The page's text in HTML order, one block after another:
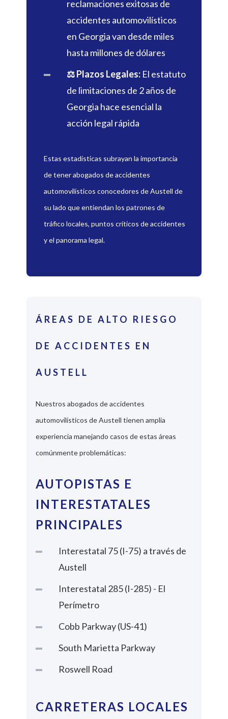
reclamaciones exitosas de
accidentes automovilísticos
en Georgia van desde miles
hasta millones de dólares
⚖️ Plazos Legales: El estatuto
de limitaciones de 2 años de
Georgia hace esencial la
acción legal rápida
Estas estadísticas subrayan la importancia
de tener abogados de accidentes
automovilísticos conocedores de Austell de
su lado que entiendan los patrones de
tráfico locales, puntos críticos de accidentes
y el panorama legal.
ÁREAS DE ALTO RIESGO
DE ACCIDENTES EN
AUSTELL
Nuestros abogados de accidentes
automovilísticos de Austell tienen amplia
experiencia manejando casos de estas áreas
comúnmente problemáticas:
AUTOPISTAS E
INTERESTATALES
PRINCIPALES
Interestatal 75 (I-75) a través de
Austell
Interestatal 285 (I-285) - El
Perímetro
Cobb Parkway (US-41)
South Marietta Parkway
Roswell Road
CARRETERAS LOCALES